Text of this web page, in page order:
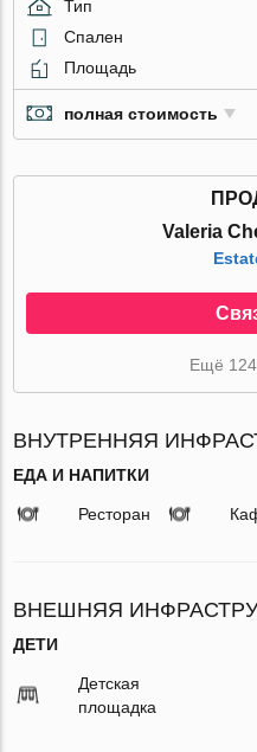
Тип
Спален
Площадь
полная стоимость
Valeria
Ещё
ВНУТРЕННЯЯ
ЕДА И НАПИТКИ
Ресторан
ВНЕШНЯЯ
ДЕТИ
Детская
площадка